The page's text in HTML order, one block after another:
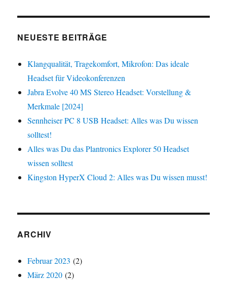
NEUESTE BEITRÄGE
Klangqualität, Tragekomfort, Mikrofon: Das ideale
Headset für Videokonferenzen
Jabra Evolve 40 MS Stereo Headset: Vorstellung &
Merkmale [2024]
Sennheiser PC 8 USB Headset: Alles was Du wissen
solltest!
Alles was Du das Plantronics Explorer 50 Headset
wissen solltest
Kingston HyperX Cloud 2: Alles was Du wissen musst!
ARCHIV
Februar 2023 (2)
März 2020 (2)